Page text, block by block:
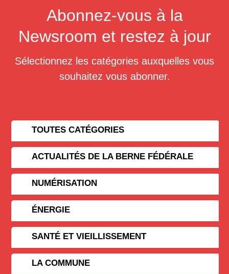
Abonnez-vous à la
Newsroom et restez à jour
Sélectionnez les catégories auxquelles vous
souhaitez vous abonner.
TOUTES CATÉGORIES
ACTUALITÉS DE LA BERNE FÉDÉRALE
NUMÉRISATION
ÉNERGIE
SANTÉ ET VIEILLISSEMENT
LA COMMUNE